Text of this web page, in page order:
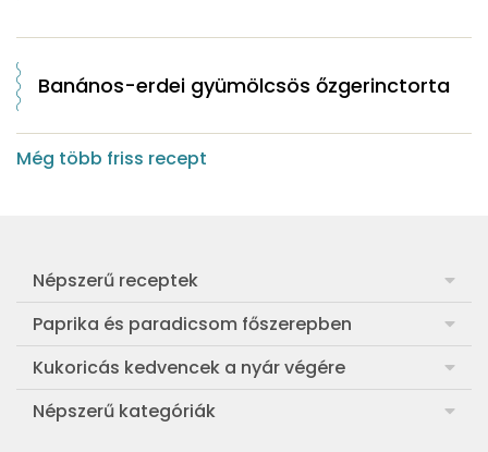
Banános-erdei gyümölcsös őzgerinctorta
Még több friss recept
Népszerű receptek
Frankfurti leves
Egyszerű muffin
Aranygaluska
Paprika és paradicsom főszerepben
Pan con Tomate
Paradicsom és paprika eltevése télre
Kukoricás kedvencek a nyár végére
Legfinomabb főtt kukorica
Népszerű kategóriák